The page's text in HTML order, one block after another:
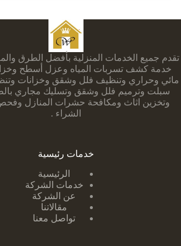
تقدم جميع الخدمات المنزلية بأفضل الطرق
خدمة كشف تسربات المياه وعزل أسطح
مائي وحراري وتنظيف فلل وشقق وخزانات
سبلت وترميم فلل وشقق وتسليك مجاري
وتخزين اثاث ومكافحة حشرات المنازل
الشراء .
خدمات رئيسية
الرئيسية
خدمات الشركة
عن الشركة
مقالاتنا
تواصل معنا